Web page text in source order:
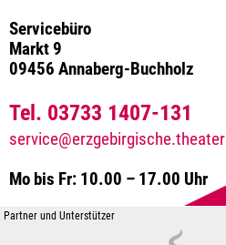
Servicebüro
Markt 9
09456 Annaberg-Buchholz
Tel. 03733 1407-131
service@erzgebirgische.theater
Mo bis Fr: 10.00 – 17.00 Uhr
Partner und Unterstützer